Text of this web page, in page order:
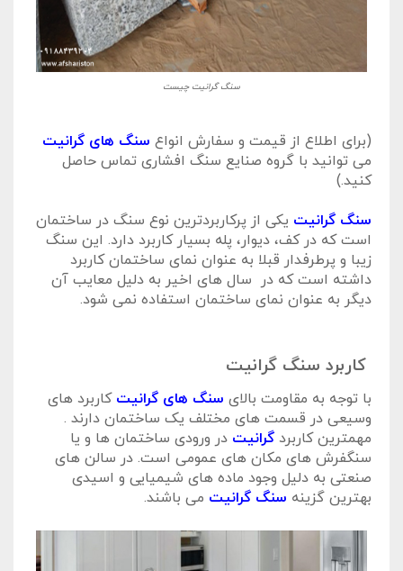
سنگ گرانیت چیست
(برای اطلاع از قیمت و سفارش انواع سنگ های گرانیت
می توانید با گروه صنایع سنگ افشاری تماس حاصل
کنید.)
سنگ گرانیت یکی از پرکاربردترین نوع سنگ در ساختمان
است که در کف، دیوار، پله بسیار کاربرد دارد. این سنگ
زیبا و پرطرفدار قبلا به عنوان نمای ساختمان کاربرد
داشته است که در سال های اخیر به دلیل معایب آن
دیگر به عنوان نمای ساختمان استفاده نمی شود.
کاربرد سنگ گرانیت
با توجه به مقاومت بالای سنگ های گرانیت کاربرد های
وسیعی در قسمت های مختلف یک ساختمان دارند .
مهمترین کاربرد گرانیت در ورودی ساختمان ها و یا
سنگفرش های مکان های عمومی است. در سالن های
صنعتی به دلیل وجود ماده های شیمیایی و اسیدی
بهترین گزینه سنگ گرانیت می باشند.